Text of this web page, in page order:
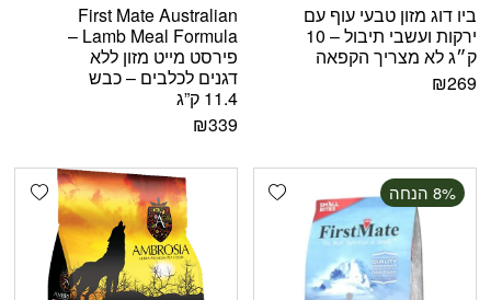
ביו דוג מזון טבעי עוף עם
ירקות ועשבי תיבול – 10
ק״ג לא מצריך הקפאה
₪269
First Mate Australian
Lamb Meal Formula –
פירסט מייט מזון ללא
דגנים לכלבים – כבש
11.4 ק”ג
₪339
Add wishlist ‫8% הנחה